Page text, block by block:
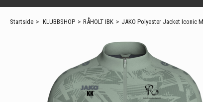
Startside > KLUBBSHOP > RÅHOLT IBK > JAKO Polyester Jacket Iconic